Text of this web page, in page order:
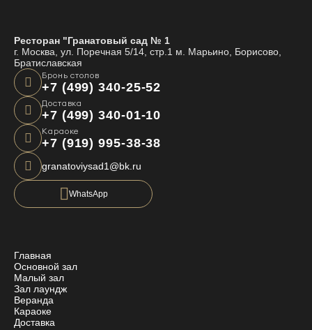
Ресторан "Гранатовый сад № 1
г. Москва, ул. Поречная 5/14, стр.1 м. Марьино, Борисово,
Братиславская
Бронь столов
+7 (499) 340-25-52
Доставка
+7 (499) 340-01-10
Караоке
+7 (919) 995-38-38
granatoviysad1@bk.ru
WhatsApp
Главная
Основной зал
Малый зал
Зал лаундж
Веранда
Караоке
Доставка